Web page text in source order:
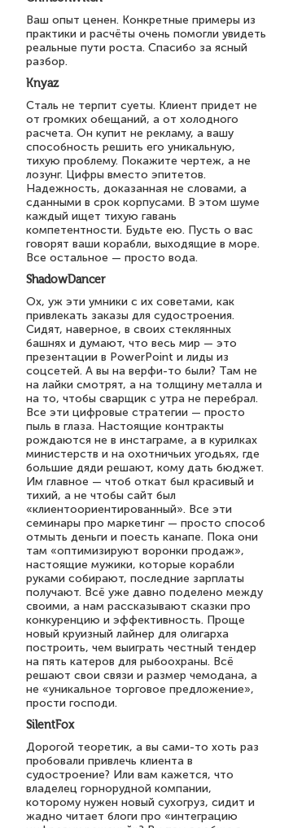
Ваш опыт ценен. Конкретные примеры из
практики и расчёты очень помогли увидеть
реальные пути роста. Спасибо за ясный
разбор.
Knyaz
Сталь не терпит суеты. Клиент придет не
от громких обещаний, а от холодного
расчета. Он купит не рекламу, а вашу
способность решить его уникальную,
тихую проблему. Покажите чертеж, а не
лозунг. Цифры вместо эпитетов.
Надежность, доказанная не словами, а
сданными в срок корпусами. В этом шуме
каждый ищет тихую гавань
компетентности. Будьте ею. Пусть о вас
говорят ваши корабли, выходящие в море.
Все остальное — просто вода.
ShadowDancer
Ох, уж эти умники с их советами, как
привлекать заказы для судостроения.
Сидят, наверное, в своих стеклянных
башнях и думают, что весь мир — это
презентации в PowerPoint и лиды из
соцсетей. А вы на верфи-то были? Там не
на лайки смотрят, а на толщину металла и
на то, чтобы сварщик с утра не перебрал.
Все эти цифровые стратегии — просто
пыль в глаза. Настоящие контракты
рождаются не в инстаграме, а в курилках
министерств и на охотничьих угодьях, где
большие дяди решают, кому дать бюджет.
Им главное — чтоб откат был красивый и
тихий, а не чтобы сайт был
«клиентоориентированный». Все эти
семинары про маркетинг — просто способ
отмыть деньги и поесть канапе. Пока они
там «оптимизируют воронки продаж»,
настоящие мужики, которые корабли
руками собирают, последние зарплаты
получают. Всё уже давно поделено между
своими, а нам рассказывают сказки про
конкуренцию и эффективность. Проще
новый круизный лайнер для олигарха
построить, чем выиграть честный тендер
на пять катеров для рыбоохраны. Всё
решают свои связи и размер чемодана, а
не «уникальное торговое предложение»,
прости господи.
SilentFox
Дорогой теоретик, а вы сами-то хоть раз
пробовали привлечь клиента в
судостроение? Или вам кажется, что
владелец горнорудной компании,
которому нужен новый сухогруз, сидит и
жадно читает блоги про «интеграцию